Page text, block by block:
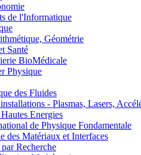
de l'Informatique
Géométrie
Santé
BioMédicale
Physique
des Fluides
- Plasmas, Lasers,
Energies
de Physique Fondamentale
Matériaux et Interfaces
Recherche